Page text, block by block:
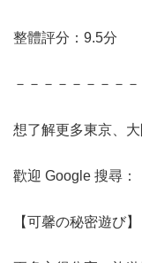
整體評分：9.5分
－－－－－－－－
想了解更多東京、
歡迎 Google 搜尋：
【可馨の秘密遊び】